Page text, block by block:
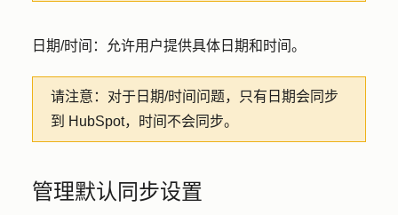
日期/时间 ：允许用户提供具体日期和时间。
请注意： 对于日期/时间问题，只有日期会同步
到 HubSpot，时间不会同步。
管理默认同步设置